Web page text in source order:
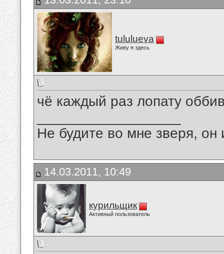
tululueva
Живу я здесь
чё каждый раз лопату
Не будите во мне зверя, он
14.03.2011, 10:49
курильщик
Активный пользователь